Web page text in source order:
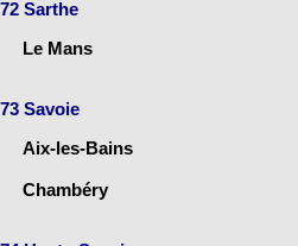
72 Sarthe
Le Mans
73 Savoie
Aix-les-Bains
Chambéry